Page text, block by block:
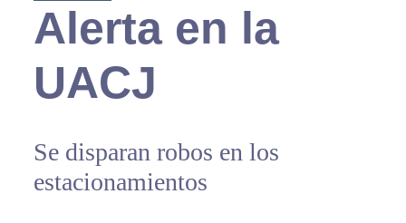
Alerta en la
UACJ
Se disparan robos en los
estacionamientos